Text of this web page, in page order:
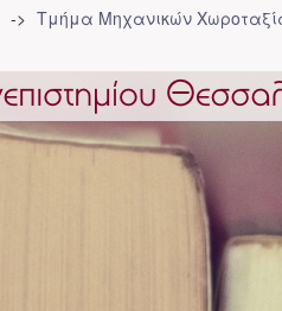
Τμήμα Μηχανικών